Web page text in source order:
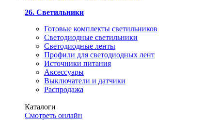
26. Светильники
Готовые комплекты светильников
Светодиодные светильники
Светодиодные ленты
Профили для светодиодных лент
Источники питания
Аксессуары
Выключатели и датчики
Распродажа
Каталоги
Смотреть онлайн